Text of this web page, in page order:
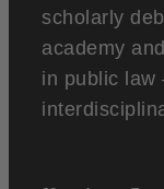
scholarly
academy
in public law